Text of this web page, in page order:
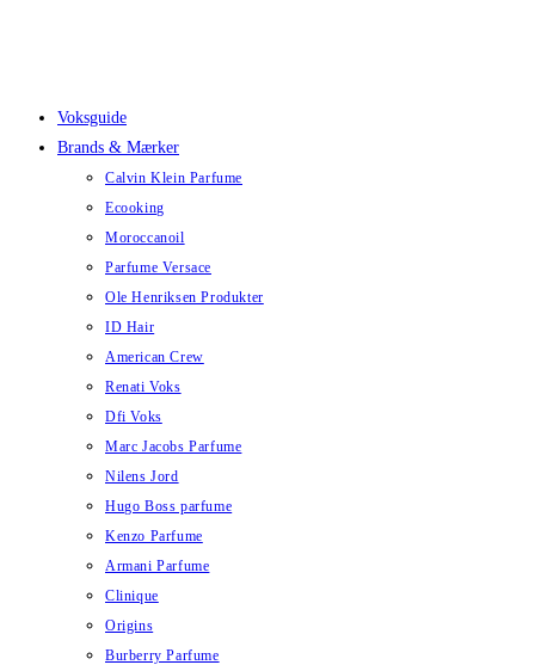
Voksguide
Brands & Mærker
Calvin Klein Parfume
Ecooking
Moroccanoil
Parfume Versace
Ole Henriksen Produkter
ID Hair
American Crew
Renati Voks
Dfi Voks
Marc Jacobs Parfume
Nilens Jord
Hugo Boss parfume
Kenzo Parfume
Armani Parfume
Clinique
Origins
Burberry Parfume